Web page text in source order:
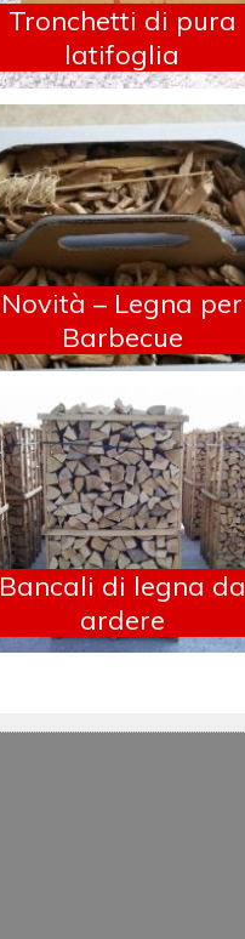
Tronchetti di pura
latifoglia
Novità – Legna per
Barbecue
Bancali di legna da
ardere